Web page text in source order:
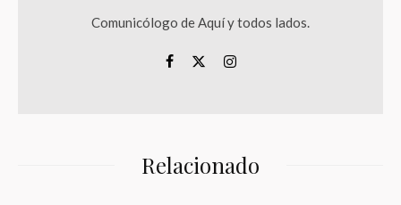
Comunicólogo de Aquí y todos lados.
Relacionado